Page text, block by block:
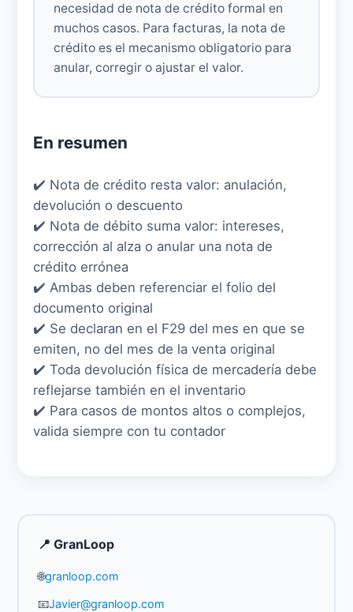
necesidad de nota de crédito formal en
muchos casos. Para facturas, la nota de
crédito es el mecanismo obligatorio para
anular, corregir o ajustar el valor.
En resumen
✔️ Nota de crédito resta valor: anulación,
devolución o descuento
✔️ Nota de débito suma valor: intereses,
corrección al alza o anular una nota de
crédito errónea
✔️ Ambas deben referenciar el folio del
documento original
✔️ Se declaran en el F29 del mes en que se
emiten, no del mes de la venta original
✔️ Toda devolución física de mercadería debe
reflejarse también en el inventario
✔️ Para casos de montos altos o complejos,
valida siempre con tu contador
📍 GranLoop
🌐granloop.com
📧Javier@granloop.com